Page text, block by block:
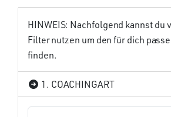
HINWEIS: Nachfolgend kannst du
Filter nutzen um den für dich
finden.
1. COACHINGART